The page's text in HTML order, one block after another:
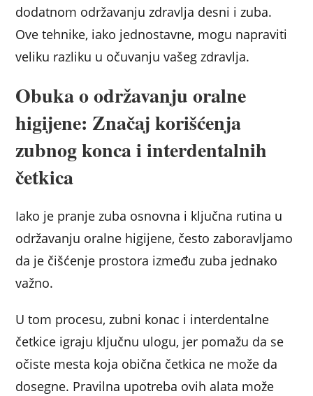
dodatnom održavanju zdravlja desni i zuba.
Ove tehnike, iako jednostavne, mogu napraviti
veliku razliku u očuvanju vašeg zdravlja.
Obuka o održavanju oralne
higijene: Značaj korišćenja
zubnog konca i interdentalnih
četkica
Iako je pranje zuba osnovna i ključna rutina u
održavanju oralne higijene, često zaboravljamo
da je čišćenje prostora između zuba jednako
važno.
U tom procesu, zubni konac i interdentalne
četkice igraju ključnu ulogu, jer pomažu da se
očiste mesta koja obična četkica ne može da
dosegne. Pravilna upotreba ovih alata može